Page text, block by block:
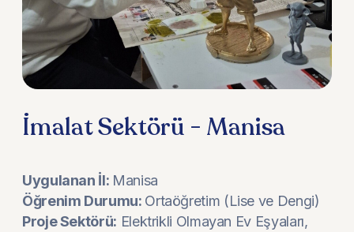
İmalat Sektörü - Manisa
Uygulanan İl: Manisa
Öğrenim Durumu: Ortaöğretim (Lise ve Dengi)
Proje Sektörü: Elektrikli Olmayan Ev Eşyaları,